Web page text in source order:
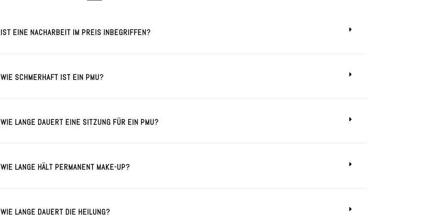
IST EINE NACHARBEIT IM PREIS INBEGRIFFEN?
WIE SCHMERHAFT IST EIN PMU?
WIE LANGE DAUERT EINE SITZUNG FÜR EIN PMU?
WIE LANGE HÄLT PERMANENT MAKE-UP?
WIE LANGE DAUERT DIE HEILUNG?